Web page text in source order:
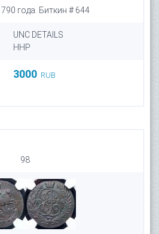
года. Биткин # 644
UNC DETAILS
HHP
3000 RUB
98